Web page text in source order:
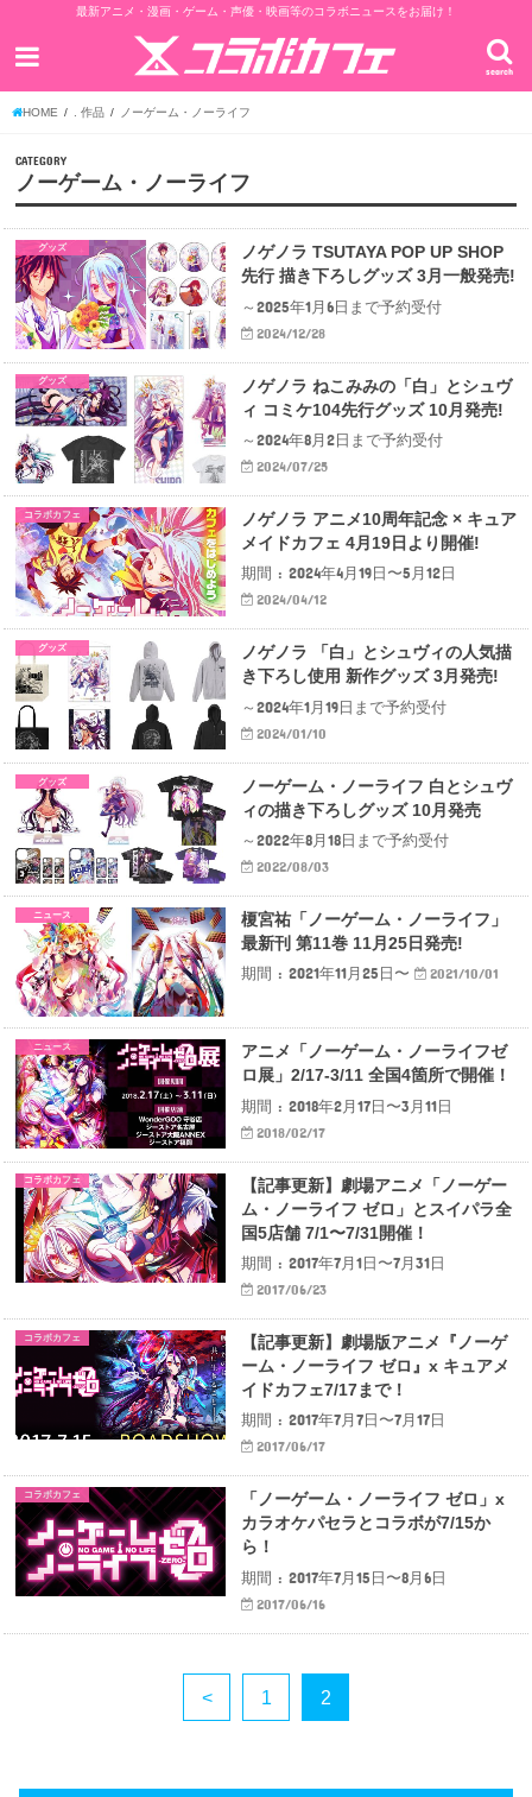
最新アニメ・漫画・ゲーム・声優・映画等のコラボニュースをお届け！
search
HOME . 作品 ノーゲーム・ノーライフ
CATEGORY
ノーゲーム・ノーライフ
グッズ
ノゲノラ TSUTAYA POP UP SHOP
先行 描き下ろしグッズ 3月一般発売!
～2025年1月6日まで予約受付
2024/12/28
グッズ
ノゲノラ ねこみみの「白」とシュヴ
ィ コミケ104先行グッズ 10月発売!
～2024年8月2日まで予約受付
2024/07/25
コラボカフェ
ノゲノラ アニメ10周年記念 × キュア
メイドカフェ 4月19日より開催!
期間 : 2024年4月19日〜5月12日
2024/04/12
グッズ
ノゲノラ 「白」とシュヴィの人気描
き下ろし使用 新作グッズ 3月発売!
～2024年1月19日まで予約受付
2024/01/10
グッズ
ノーゲーム・ノーライフ 白とシュヴ
ィの描き下ろしグッズ 10月発売
～2022年8月18日まで予約受付
2022/08/03
ニュース
榎宮祐「ノーゲーム・ノーライフ」
最新刊 第11巻 11月25日発売!
期間 : 2021年11月25日〜
2021/10/01
ニュース
アニメ「ノーゲーム・ノーライフゼ
ロ展」2/17-3/11 全国4箇所で開催！
期間 : 2018年2月17日〜3月11日
2018/02/17
コラボカフェ
【記事更新】劇場アニメ「ノーゲー
ム・ノーライフ ゼロ」とスイパラ全
国5店舗 7/1〜7/31開催！
期間 : 2017年7月1日〜7月31日
2017/06/23
コラボカフェ
【記事更新】劇場版アニメ『ノーゲ
ーム・ノーライフ ゼロ』x キュアメ
イドカフェ7/17まで！
期間 : 2017年7月7日〜7月17日
2017/06/17
コラボカフェ
「ノーゲーム・ノーライフ ゼロ」x
カラオケパセラとコラボが7/15か
ら！
期間 : 2017年7月15日〜8月6日
2017/06/16
< 1 2